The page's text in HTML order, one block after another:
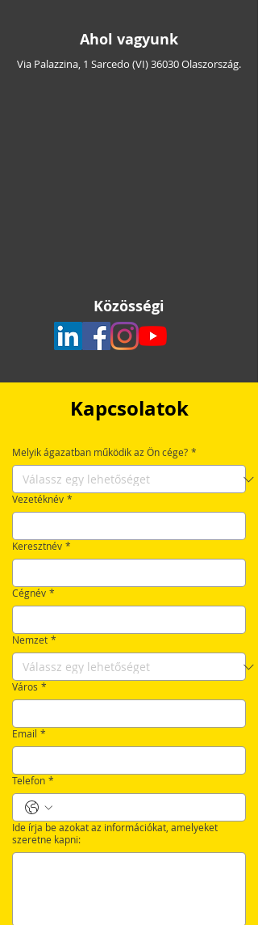
Ahol vagyunk
Via Palazzina, 1 Sarcedo (VI) 36030 Olaszország.
Közösségi
Kapcsolatok
Melyik ágazatban működik az Ön cége? *
Vezetéknév *
Keresztnév *
Cégnév *
Nemzet *
Város *
Email *
Telefon *
Ide írja be azokat az információkat, amelyeket
szeretne kapni: